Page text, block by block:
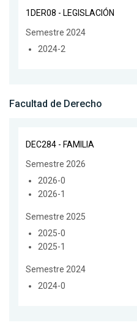
1DER08 - LEGISLACIÓN
Semestre 2024
2024-2
Facultad de Derecho
DEC284 - FAMILIA
Semestre 2026
2026-0
2026-1
Semestre 2025
2025-0
2025-1
Semestre 2024
2024-0